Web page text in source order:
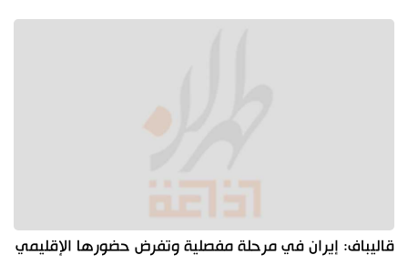
قاليباف: إيران في مرحلة مفصلية وتفرض حضورها الإقليمي